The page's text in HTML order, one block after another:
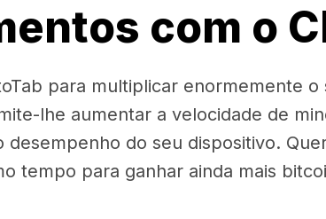
com o
para multiplicar enormemente o
lhe aumentar a velocidade de
do seu dispositivo.
tempo para ganhar ainda mais